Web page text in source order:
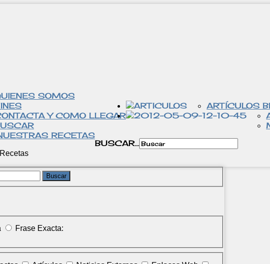
SOMOS
Y COMO LLEGAR
ARTÍCULOS
RECETAS
BUSCAR...
Buscar
Frase Exacta: